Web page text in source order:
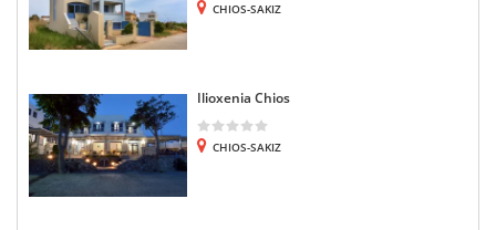
CHIOS-SAKIZ
Ilioxenia Chios
CHIOS-SAKIZ